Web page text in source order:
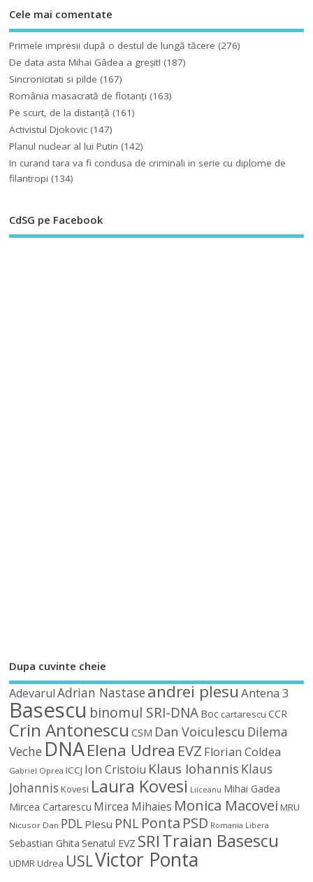
Cele mai comentate
Primele impresii după o destul de lungă tăcere (276)
De data asta Mihai Gâdea a greşit! (187)
Sincronicitati si pilde (167)
România masacrată de flotanţi (163)
Pe scurt, de la distanță (161)
Activistul Djokovic (147)
Planul nuclear al lui Putin (142)
In curand tara va fi condusa de criminali in serie cu diplome de
filantropi (134)
CdSG pe Facebook
Dupa cuvinte cheie
Adevarul Adrian Nastaseandrei plesuAntena 3
Basescu binomul SRI-DNA Boc cartarescu CCR
Crin Antonescu CSM Dan Voiculescu Dilema
Veche DNAElena Udrea EVZ Florian Coldea
Gabriel Oprea ICCJ Ion Cristoiu Klaus Iohannis Klaus
Johannis Kovesi Laura Kovesi Liiceanu Mihai Gadea
Mircea Cartarescu Mircea Mihaies Monica Macovei MRU
Nicusor Dan PDL Plesu PNL Ponta PSD Romania Libera
Sebastian Ghita Senatul EVZ SRITraian Basescu
UDMRUdrea USLVictor Ponta